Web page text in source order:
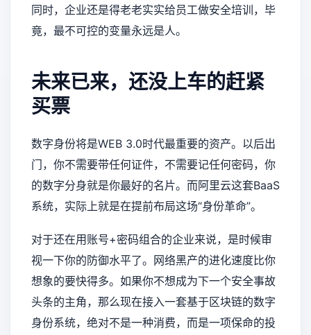
同时，企业还是得老老实实给员工做安全培训，毕
竟，最不可控的变量永远是人。
未来已来，还没上车的赶紧
买票
数字身份将是WEB 3.0时代最重要的资产。以后出
门，你不需要带任何证件，不需要记任何密码，你
的数字分身就是你最好的名片。而阿里云这套BaaS
系统，实际上就是在提前布局这场“身份革命”。
对于还在用账号+密码组合的企业来说，是时候审
视一下你的防御水平了。网络黑产的进化速度比你
想象的要快得多。如果你不想成为下一个安全事故
头条的主角，那么现在接入一套基于区块链的数字
身份系统，绝对不是一种消费，而是一项保命的投